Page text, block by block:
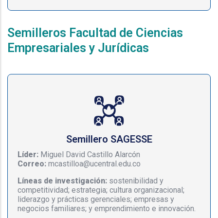
Semilleros Facultad de Ciencias
Empresariales y Jurídicas
Semillero SAGESSE
Líder: Miguel David Castillo Alarcón
Correo: mcastilloa@ucentral.edu.co
Líneas de investigación: sostenibilidad y
competitividad; estrategia; cultura organizacional;
liderazgo y prácticas gerenciales; empresas y
negocios familiares; y emprendimiento e innovación.